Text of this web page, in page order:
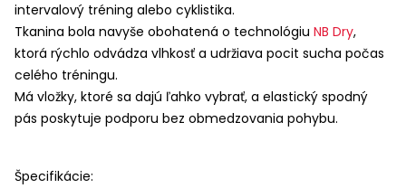
intervalový tréning alebo cyklistika.
Tkanina bola navyše obohatená o technológiu NB Dry,
ktorá rýchlo odvádza vlhkosť a udržiava pocit sucha počas
celého tréningu.
Má vložky, ktoré sa dajú ľahko vybrať, a elastický spodný
pás poskytuje podporu bez obmedzovania pohybu.
Špecifikácie: